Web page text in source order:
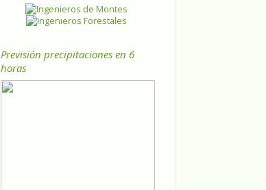
Previsión precipitaciones en 6
horas